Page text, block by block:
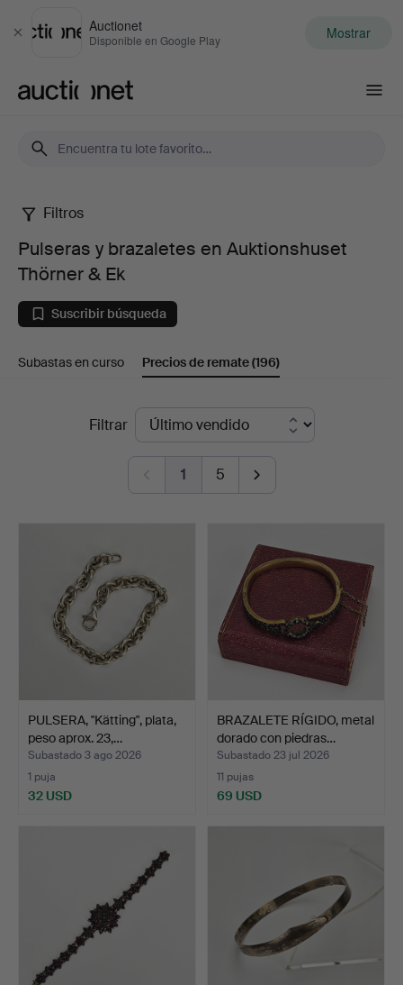
Cerrar
Auctionet
Disponible en Google Play Mostrar
Pulseras
brazaletes
en
Thörner
Filtros
Pulseras y brazaletes en Auktionshuset
Thörner & Ek
Suscribir búsqueda
Subastas en curso Precios de remate(196)
Filtrar
1 5
PULSERA, "Kätting", plata,
peso aprox. 23,…
Subastado 3 ago 2026
1 puja
32 USD
BRAZALETE RÍGIDO, metal
dorado con piedras…
Subastado 23 jul 2026
11 pujas
69 USD